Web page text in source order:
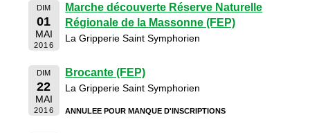
DIM
01
MAI
2016
Marche découverte Réserve Naturelle
Régionale de la Massonne (FEP)
La Gripperie Saint Symphorien
DIM
22
MAI
2016
Brocante (FEP)
La Gripperie Saint Symphorien
ANNULEE POUR MANQUE D'INSCRIPTIONS